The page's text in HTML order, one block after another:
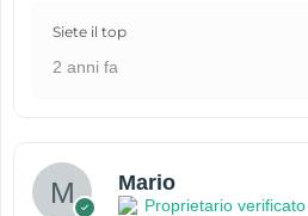
Siete il top
2 anni fa
Mario
Proprietario verificato